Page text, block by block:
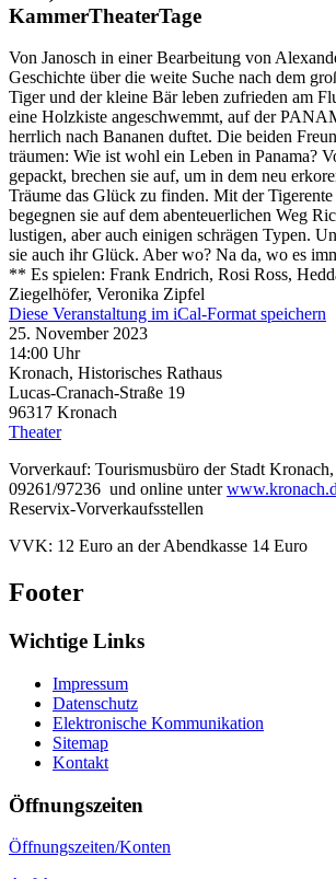
KammerTheaterTage
Von Janosch in einer Bearbeitung von
Geschichte über die weite Suche nach dem
Tiger und der kleine Bär leben zufrieden am
eine Holzkiste angeschwemmt, auf der
herrlich nach Bananen duftet. Die beiden
träumen: Wie ist wohl ein Leben in Panama?
gepackt, brechen sie auf, um in dem neu
Träume das Glück zu finden. Mit der
begegnen sie auf dem abenteuerlichen Weg
lustigen, aber auch einigen schrägen Typen.
sie auch ihr Glück. Aber wo? Na da, wo es
** Es spielen: Frank Endrich, Rosi Ross,
Ziegelhöfer, Veronika Zipfel
Diese Veranstaltung im iCal-Format speichern
25. November 2023
14:00 Uhr
Kronach, Historisches Rathaus
Lucas-Cranach-Straße 19
96317 Kronach
Theater
Vorverkauf: Tourismusbüro der Stadt
09261/97236 und online unter
Reservix-Vorverkaufsstellen
VVK: 12 Euro an der Abendkasse 14 Euro
Footer
Wichtige Links
Impressum
Datenschutz
Elektronische Kommunikation
Sitemap
Kontakt
Öffnungszeiten
Öffnungszeiten/Konten